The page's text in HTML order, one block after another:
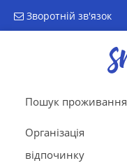
Зворотній зв'язок
Пошук проживання
Організація
відпочинку